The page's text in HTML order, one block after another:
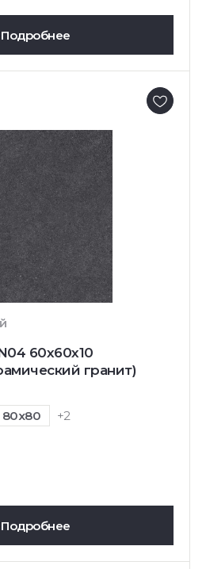
Подробнее
60x60x10
гранит)
80x80 +2
Подробнее